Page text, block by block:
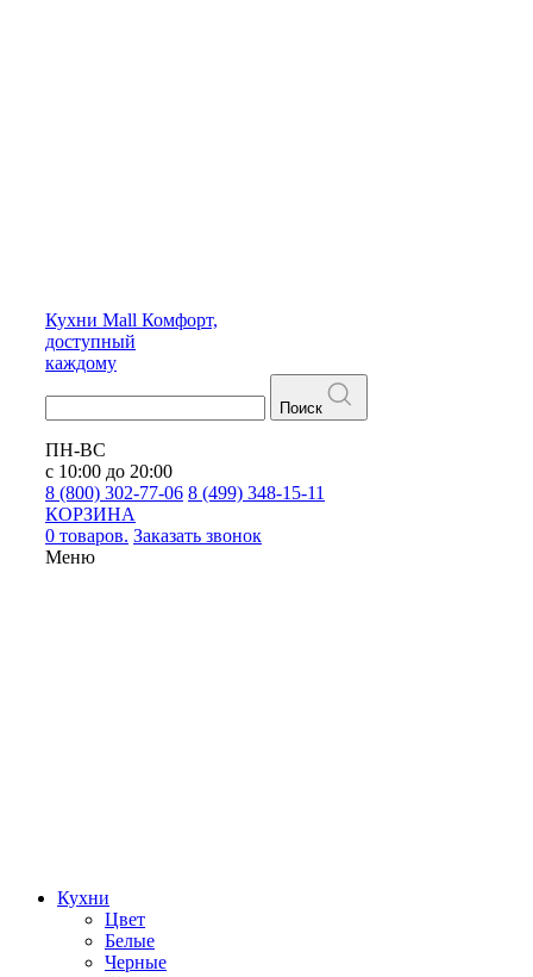
Кухни Mall Комфорт,
доступный
каждому
Поиск
ПН-ВС
с 10:00 до 20:00
8 (800) 302-77-06 8 (499) 348-15-11
КОРЗИНА
0 товаров. Заказать звонок
Меню
Кухни
Цвет
Белые
Черные